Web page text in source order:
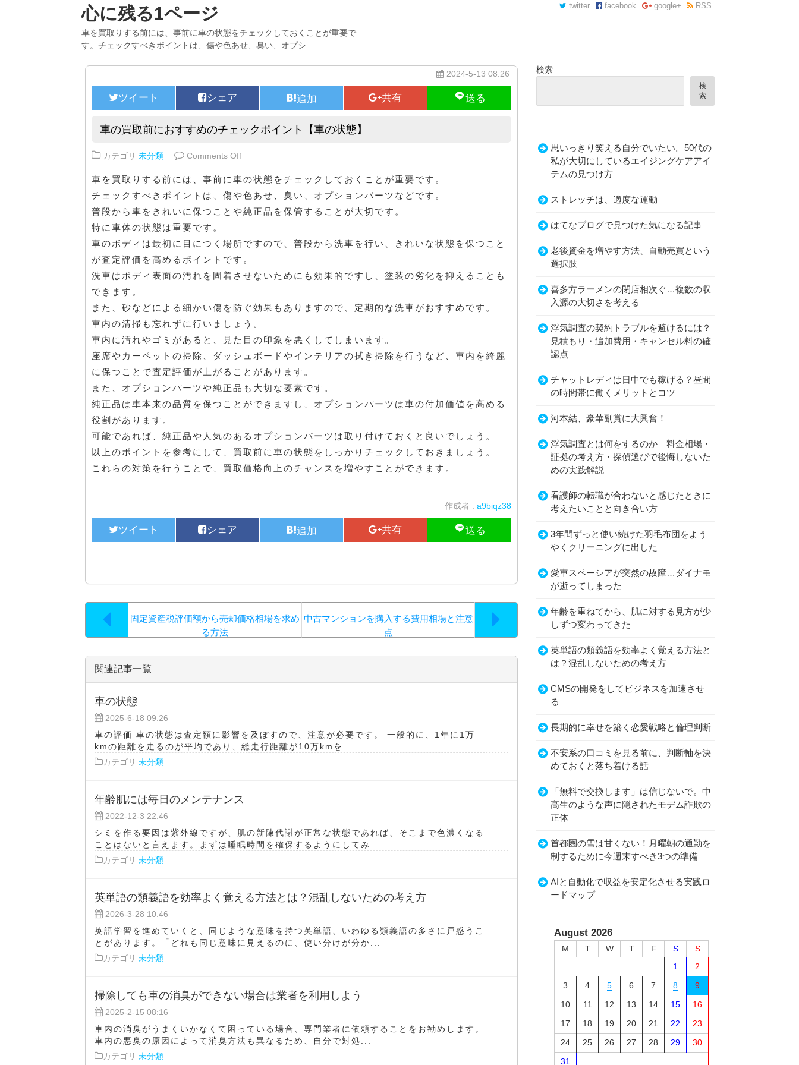
心に残る1ページ
車を買取りする前には、事前に車の状態をチェックしておくことが重要で
す。チェックすべきポイントは、傷や色あせ、臭い、オプシ
twitter facebook google+ RSS
2024-5-13 08:26
車の買取前におすすめのチェックポイント【車の状態】
カテゴリ 未分類 Comments Offon 車の買取前におすすめのチェックポイント【車の状態】
車を買取りする前には、事前に車の状態をチェックしておくことが重要です。
チェックすべきポイントは、傷や色あせ、臭い、オプションパーツなどです。
普段から車をきれいに保つことや純正品を保管することが大切です。
特に車体の状態は重要です。
車のボディは最初に目につく場所ですので、普段から洗車を行い、きれいな状態を保つこと
が査定評価を高めるポイントです。
洗車はボディ表面の汚れを固着させないためにも効果的ですし、塗装の劣化を抑えることも
できます。
また、砂などによる細かい傷を防ぐ効果もありますので、定期的な洗車がおすすめです。
車内の清掃も忘れずに行いましょう。
車内に汚れやゴミがあると、見た目の印象を悪くしてしまいます。
座席やカーペットの掃除、ダッシュボードやインテリアの拭き掃除を行うなど、車内を綺麗
に保つことで査定評価が上がることがあります。
また、オプションパーツや純正品も大切な要素です。
純正品は車本来の品質を保つことができますし、オプションパーツは車の付加価値を高める
役割があります。
可能であれば、純正品や人気のあるオプションパーツは取り付けておくと良いでしょう。
以上のポイントを参考にして、買取前に車の状態をしっかりチェックしておきましょう。
これらの対策を行うことで、買取価格向上のチャンスを増やすことができます。
作成者 : a9biqz38
固定資産税評価額から売却価格相場を求め
る方法
中古マンションを購入する費用相場と注意
点
関連記事一覧
車の状態
2025-6-18 09:26
車の評価 車の状態は査定額に影響を及ぼすので、注意が必要です。 一般的に、1年に1万
kmの距離を走るのが平均であり、総走行距離が10万kmを...
カテゴリ 未分類
年齢肌には毎日のメンテナンス
2022-12-3 22:46
シミを作る要因は紫外線ですが、肌の新陳代謝が正常な状態であれば、そこまで色濃くなる
ことはないと言えます。まずは睡眠時間を確保するようにしてみ...
カテゴリ 未分類
英単語の類義語を効率よく覚える方法とは？混乱しないための考え方
2026-3-28 10:46
英語学習を進めていくと、同じような意味を持つ英単語、いわゆる類義語の多さに戸惑うこ
とがあります。「どれも同じ意味に見えるのに、使い分けが分か...
カテゴリ 未分類
掃除しても車の消臭ができない場合は業者を利用しよう
2025-2-15 08:16
車内の消臭がうまくいかなくて困っている場合、専門業者に依頼することをお勧めします。
車内の悪臭の原因によって消臭方法も異なるため、自分で対処...
カテゴリ 未分類
検索
検
索
思いっきり笑える自分でいたい。50代の
私が大切にしているエイジングケアアイ
テムの見つけ方
ストレッチは、適度な運動
はてなブログで見つけた気になる記事
老後資金を増やす方法、自動売買という
選択肢
喜多方ラーメンの閉店相次ぐ…複数の収
入源の大切さを考える
浮気調査の契約トラブルを避けるには？
見積もり・追加費用・キャンセル料の確
認点
チャットレディは日中でも稼げる？昼間
の時間帯に働くメリットとコツ
河本結、豪華副賞に大興奮！
浮気調査とは何をするのか｜料金相場・
証拠の考え方・探偵選びで後悔しないた
めの実践解説
看護師の転職が合わないと感じたときに
考えたいことと向き合い方
3年間ずっと使い続けた羽毛布団をよう
やくクリーニングに出した
愛車スペーシアが突然の故障…ダイナモ
が逝ってしまった
年齢を重ねてから、肌に対する見方が少
しずつ変わってきた
英単語の類義語を効率よく覚える方法と
は？混乱しないための考え方
CMSの開発をしてビジネスを加速させ
る
長期的に幸せを築く恋愛戦略と倫理判断
不安系の口コミを見る前に、判断軸を決
めておくと落ち着ける話
「無料で交換します」は信じないで。中
高生のような声に隠されたモデム詐欺の
正体
首都圏の雪は甘くない！月曜朝の通勤を
制するために今週末すべき3つの準備
AIと自動化で収益を安定化させる実践ロ
ードマップ
August 2026
M T W T F S
S
1
2
3
4 5 6 7 8
9
10
11 12 13 14 15
16
17
18 19 20 21 22
23
24
25 26 27 28 29
30
31